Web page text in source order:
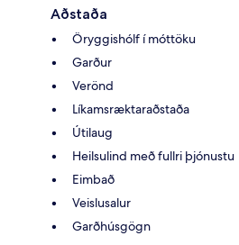
Aðstaða
Öryggishólf í móttöku
Garður
Verönd
Líkamsræktaraðstaða
Útilaug
Heilsulind með fullri þjónustu
Eimbað
Veislusalur
Garðhúsgögn